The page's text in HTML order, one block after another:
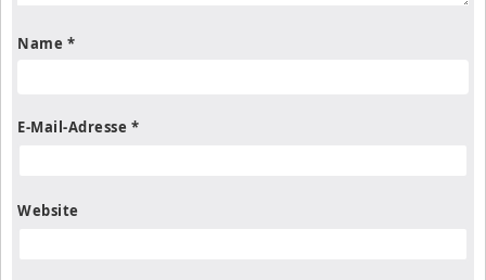
Name *
E-Mail-Adresse *
Website